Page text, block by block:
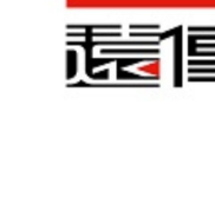
刊登